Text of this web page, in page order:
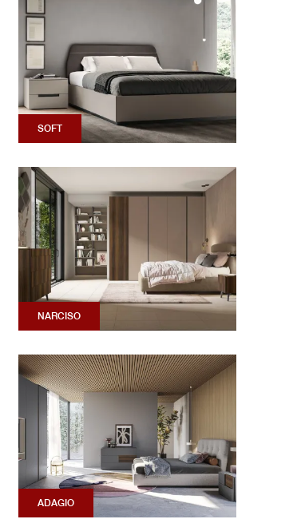
SOFT
NARCISO
ADAGIO